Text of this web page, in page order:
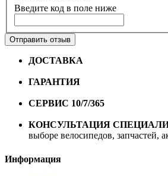
Введите код в поле ниже
Отправить отзыв
ДОСТАВКА
ГАРАНТИЯ
СЕРВИС 10/7/365
КОНСУЛЬТАЦИЯ
выборе велосипедов, запчастей,
Информация